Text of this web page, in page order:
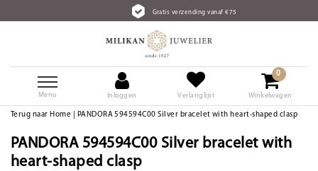
Gratis verzending vanaf €75
Menu Inloggen Verlanglijst
0
Winkelwagen
Terug naar Home PANDORA 594594C00 Silver bracelet with heart-shaped clasp
PANDORA 594594C00 Silver bracelet with
heart-shaped clasp